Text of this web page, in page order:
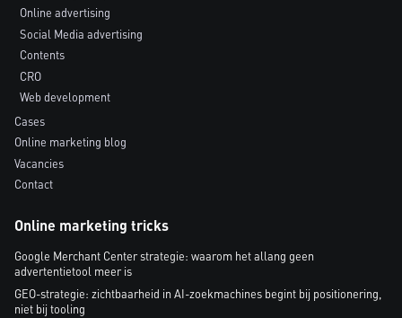
Online advertising
Social Media advertising
Contents
CRO
Web development
Cases
Online marketing blog
Vacancies
Contact
Online marketing tricks
Google Merchant Center strategie: waarom het allang geen
advertentietool meer is
GEO-strategie: zichtbaarheid in AI-zoekmachines begint bij positionering,
niet bij tooling